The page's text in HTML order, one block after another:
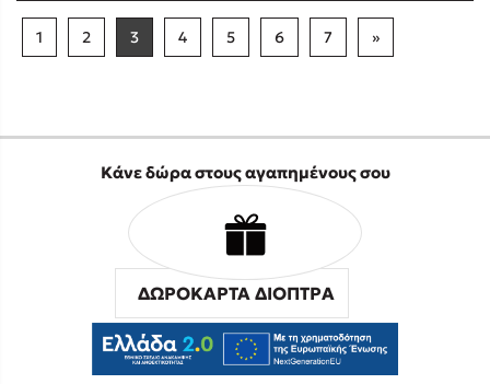
1 2 3 4 5 6 7 »
Κάνε δώρα στους αγαπημένους σου
ΔΩΡΟΚΑΡΤΑ ΔΙΟΠΤΡΑ